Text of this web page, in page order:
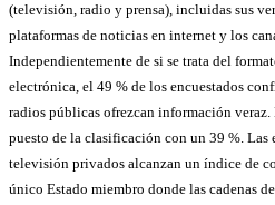
(televisión, radio y prensa), incluidas sus
plataformas de noticias en internet y los
Independientemente de si se trata del
electrónica, el 49 % de los encuestados
radios públicas ofrezcan información veraz.
puesto de la clasificación con un 39 %. Las
televisión privados alcanzan un índice de
único Estado miembro donde las cadenas